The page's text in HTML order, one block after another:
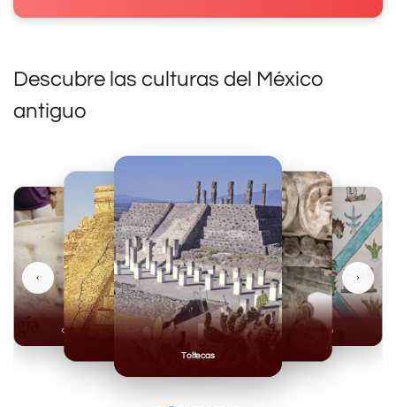
Descubre las culturas del México
antiguo
Toltecas
Mexicas
Olmecas
‹ ›